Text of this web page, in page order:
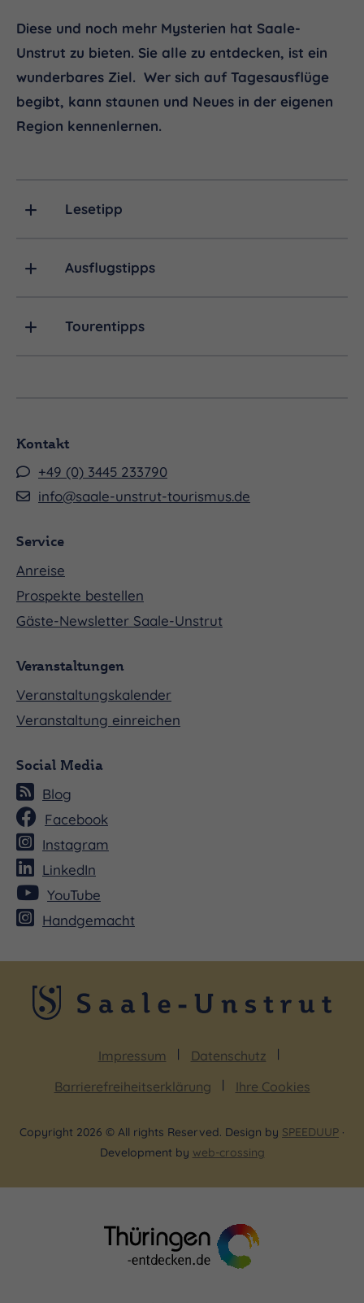
Diese und noch mehr Mysterien hat Saale-
Unstrut zu bieten. Sie alle zu entdecken, ist ein
wunderbares Ziel. Wer sich auf Tagesausflüge
begibt, kann staunen und Neues in der eigenen
Region kennenlernen.
Lesetipp
Ausflugstipps
Tourentipps
Kontakt
+49 (0) 3445 233790
info@saale-unstrut-tourismus.de
Service
Anreise
Prospekte bestellen
Gäste-Newsletter Saale-Unstrut
Veranstaltungen
Veranstaltungskalender
Veranstaltung einreichen
Social Media
Blog
Facebook
Instagram
LinkedIn
YouTube
Handgemacht
Impressum
Datenschutz
Barrierefreiheitserklärung
Ihre Cookies
Copyright 2026 © All rights Reserved. Design by SPEEDUUP ·
Development by web-crossing